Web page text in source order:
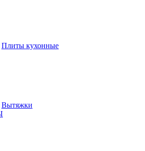
Плиты кухонные
Вытяжки